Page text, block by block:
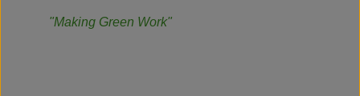
"Making Green Work"